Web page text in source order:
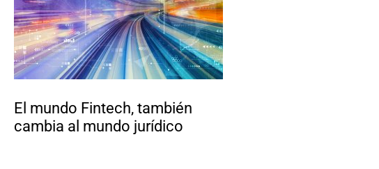
El mundo Fintech, también
cambia al mundo jurídico